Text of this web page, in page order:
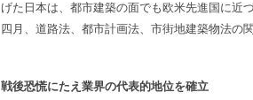
げた日本は、都市建築の面でも欧米先進国に近
四月、道路法、都市計画法、市街地建築物法の
戦後恐慌にたえ業界の代表的地位を確立